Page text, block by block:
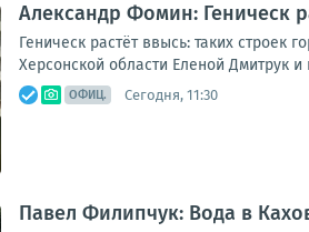
Александр Фомин: Геническ
Геническ растёт ввысь: таких строек
Херсонской области Еленой Дмитрук
ОФИЦ. Сегодня, 11:30
Павел Филипчук: Вода в